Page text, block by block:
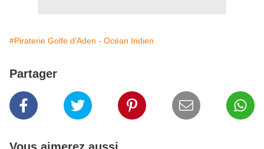
#Piraterie Golfe d'Aden - Océan Indien
Partager